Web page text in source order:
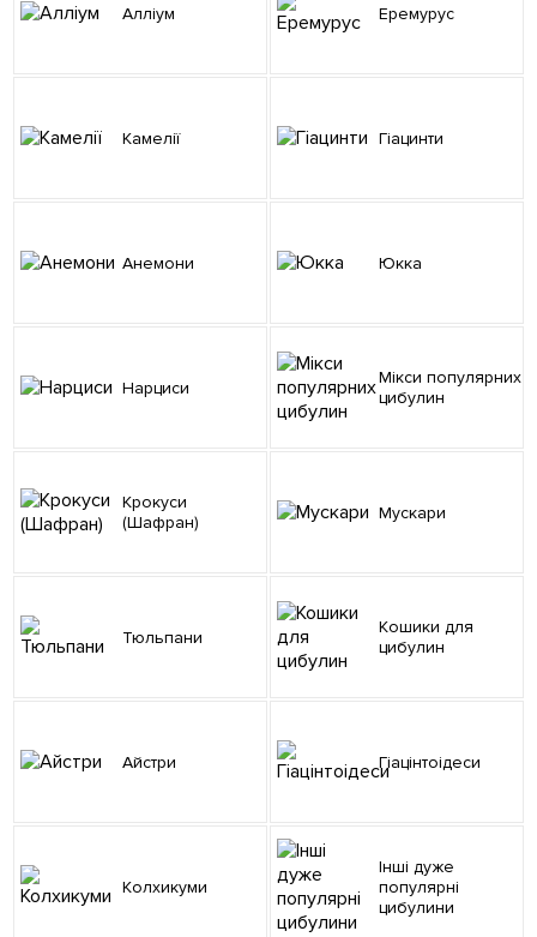
Алліум Еремурус
Камелії Гіацинти
Анемони Юкка
Нарциси
Мікси популярних
цибулин
Крокуси
(Шафран)
Мускари
Тюльпани
Кошики для
цибулин
Айстри Гіацінтоідеси
Колхикуми
Інші дуже
популярні
цибулини